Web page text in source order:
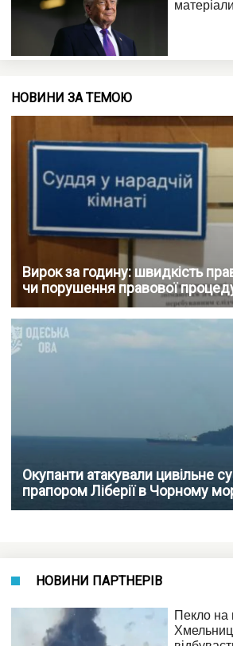
НОВИНИ ЗА ТЕМОЮ
Вирок за годину: швидкість
чи порушення правової
Окупанти атакували цивільне
прапором Ліберії в Чорному
НОВИНИ ПАРТНЕРІВ